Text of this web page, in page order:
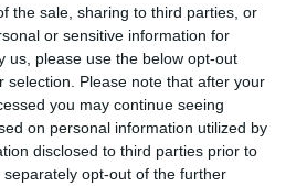
the sale, sharing to third parties, or
or sensitive information for
us, please use the below opt-out
selection. Please note that after your
you may continue seeing
on personal information utilized by
disclosed to third parties prior to
opt-out of the further